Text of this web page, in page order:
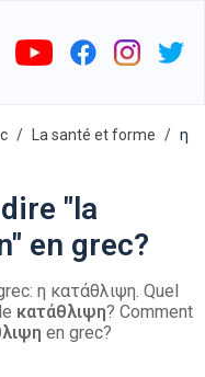
La santé et forme
η
"la
en grec?
η κατάθλιψη. Quel
κατάθλιψη? Comment
en grec?